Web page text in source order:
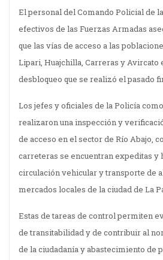
El personal del Comando Policial de
efectivos de las Fuerzas Armadas
que las vías de acceso a las
Lipari, Huajchilla, Carreras y Avircato
desbloqueo que se realizó el pasado
Los jefes y oficiales de la Policía
realizaron una inspección y
de acceso en el sector de Río Abajo,
carreteras se encuentran expeditas y
circulación vehicular y transporte de
mercados locales de la ciudad de La
Estas de tareas de control permiten
de transitabilidad y de contribuir al
de la ciudadanía y abastecimiento de